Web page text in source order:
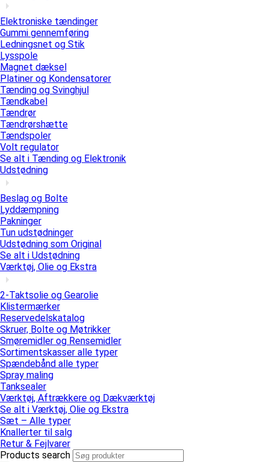
Elektroniske tændinger
Gummi gennemføring
Ledningsnet og Stik
Lysspole
Magnet dæksel
Platiner og Kondensatorer
Tænding og Svinghjul
Tændkabel
Tændrør
Tændrørshætte
Tændspoler
Volt regulator
Se alt i Tænding og Elektronik
Udstødning
Beslag og Bolte
Lyddæmpning
Pakninger
Tun udstødninger
Udstødning som Original
Se alt i Udstødning
Værktøj, Olie og Ekstra
2-Taktsolie og Gearolie
Klistermærker
Reservedelskatalog
Skruer, Bolte og Møtrikker
Smøremidler og Rensemidler
Sortimentskasser alle typer
Spændebånd alle typer
Spray maling
Tanksealer
Værktøj, Aftrækkere og Dækværktøj
Se alt i Værktøj, Olie og Ekstra
Sæt – Alle typer
Knallerter til salg
Retur & Fejlvarer
Products search